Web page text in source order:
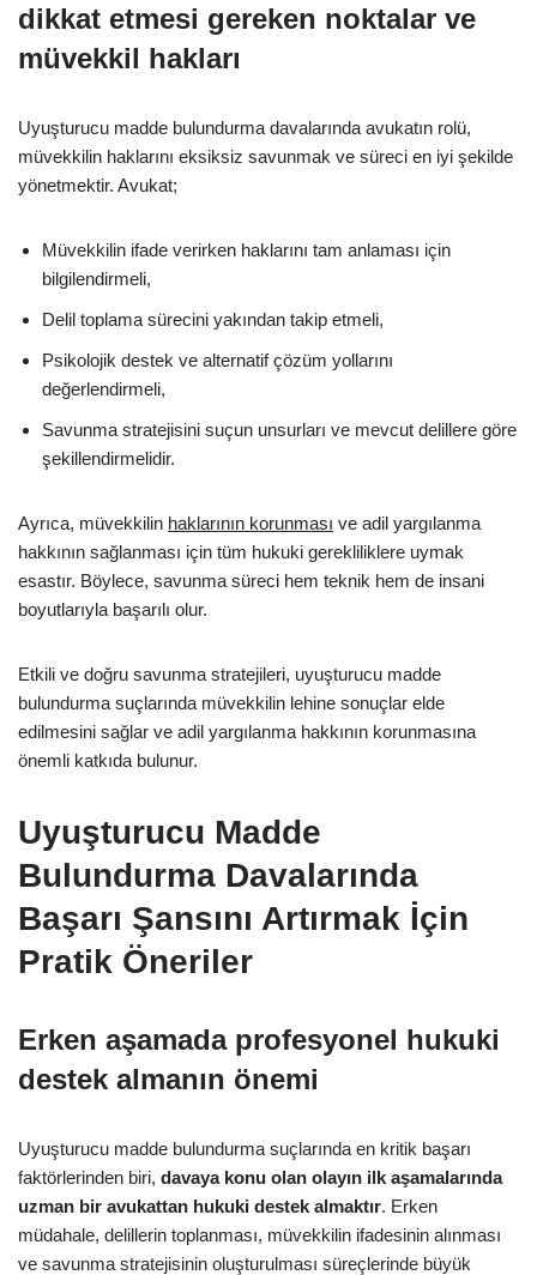
dikkat etmesi gereken noktalar ve
müvekkil hakları
Uyuşturucu madde bulundurma davalarında avukatın rolü,
müvekkilin haklarını eksiksiz savunmak ve süreci en iyi şekilde
yönetmektir. Avukat;
Müvekkilin ifade verirken haklarını tam anlaması için
bilgilendirmeli,
Delil toplama sürecini yakından takip etmeli,
Psikolojik destek ve alternatif çözüm yollarını
değerlendirmeli,
Savunma stratejisini suçun unsurları ve mevcut delillere göre
şekillendirmelidir.
Ayrıca, müvekkilin haklarının korunması ve adil yargılanma
hakkının sağlanması için tüm hukuki gerekliliklere uymak
esastır. Böylece, savunma süreci hem teknik hem de insani
boyutlarıyla başarılı olur.
Etkili ve doğru savunma stratejileri, uyuşturucu madde
bulundurma suçlarında müvekkilin lehine sonuçlar elde
edilmesini sağlar ve adil yargılanma hakkının korunmasına
önemli katkıda bulunur.
Uyuşturucu Madde
Bulundurma Davalarında
Başarı Şansını Artırmak İçin
Pratik Öneriler
Erken aşamada profesyonel hukuki
destek almanın önemi
Uyuşturucu madde bulundurma suçlarında en kritik başarı
faktörlerinden biri, davaya konu olan olayın ilk aşamalarında
uzman bir avukattan hukuki destek almaktır. Erken
müdahale, delillerin toplanması, müvekkilin ifadesinin alınması
ve savunma stratejisinin oluşturulması süreçlerinde büyük